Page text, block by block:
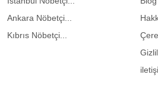
Ankara Nöbetçi...
Kıbrıs Nöbetçi...